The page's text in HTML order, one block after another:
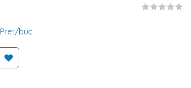
Pret/buc